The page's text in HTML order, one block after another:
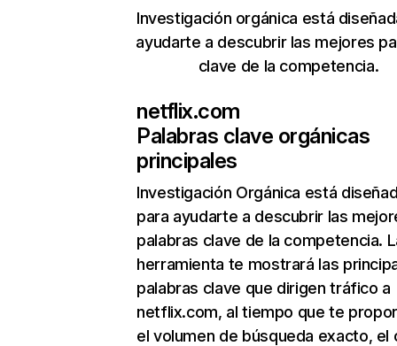
Investigación orgánica está
ayudarte a descubrir las mejores
clave de la competencia.
netflix.com
Palabras clave orgánicas
principales
Investigación Orgánica está
para ayudarte a descubrir las
palabras clave de la competencia.
herramienta te mostrará las
palabras clave que dirigen tráfico a
netflix.com, al tiempo que te
el volumen de búsqueda exacto, el